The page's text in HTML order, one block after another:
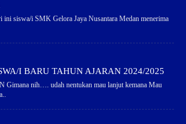
siswa/i SMK Gelora Jaya Nusantara Medan menerima
I BARU TAHUN AJARAN 2024/2025
nih…. udah nentukan mau lanjut kemana Mau